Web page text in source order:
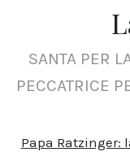
SANTA PER
PECCATRICE
Papa Ratzinger: